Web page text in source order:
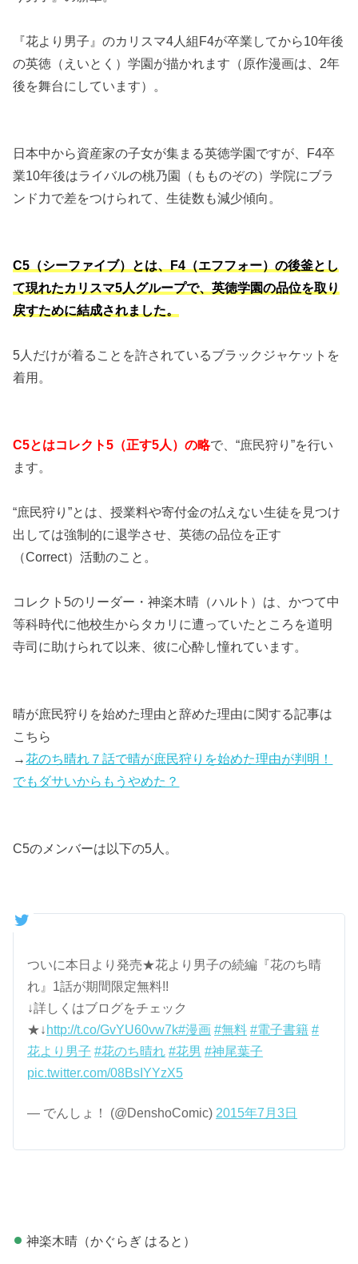
『花より男子』のカリスマ4人組F4が卒業してから10年後
の英徳（えいとく）学園が描かれます（原作漫画は、2年
後を舞台にしています）。
日本中から資産家の子女が集まる英徳学園ですが、F4卒
業10年後はライバルの桃乃園（もものぞの）学院にブラ
ンド力で差をつけられて、生徒数も減少傾向。
C5（シーファイブ）とは、F4（エフフォー）の後釜とし
て現れたカリスマ5人グループで、英徳学園の品位を取り
戻すために結成されました。
5人だけが着ることを許されているブラックジャケットを
着用。
C5とはコレクト5（正す5人）の略で、“庶民狩り”を行い
ます。
“庶民狩り”とは、授業料や寄付金の払えない生徒を見つけ
出しては強制的に退学させ、英徳の品位を正す
（Correct）活動のこと。
コレクト5のリーダー・神楽木晴（ハルト）は、かつて中
等科時代に他校生からタカリに遭っていたところを道明
寺司に助けられて以来、彼に心酔し憧れています。
晴が庶民狩りを始めた理由と辞めた理由に関する記事は
こちら
→花のち晴れ７話で晴が庶民狩りを始めた理由が判明！
でもダサいからもうやめた？
C5のメンバーは以下の5人。
ついに本日より発売★花より男子の続編『花のち晴
れ』1話が期間限定無料!!
↓詳しくはブログをチェック
★↓ http://t.co/GvYU60vw7k#漫画 #無料 #電子書籍 #
花より男子 #花のち晴れ #花男 #神尾葉子
pic.twitter.com/08BsIYYzX5
— でんしょ！ (@DenshoComic) 2015年7月3日
神楽木晴（かぐらぎ はると）